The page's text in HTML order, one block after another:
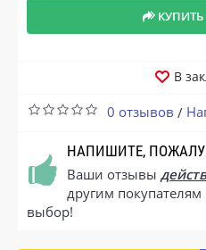
КУПИТЬ
В
0 отзывов /
НАПИШИТЕ,
Ваши отзывы
другим
выбор!